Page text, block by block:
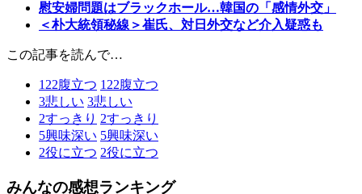
慰安婦問題はブラックホール…韓国の「感情外交」
＜朴大統領秘線＞崔氏、対日外交など介入疑惑も
この記事を読んで…
122腹立つ 122腹立つ
3悲しい 3悲しい
2すっきり 2すっきり
5興味深い 5興味深い
2役に立つ 2役に立つ
みんなの感想ランキング